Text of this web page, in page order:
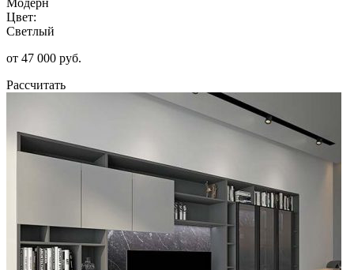
Цвет:
Светлый
от 47 000 руб.
Рассчитать